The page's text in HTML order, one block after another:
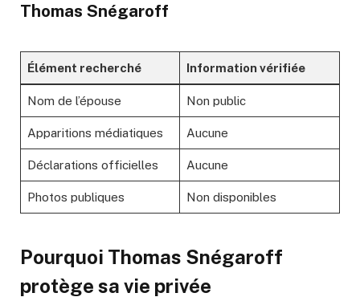
Thomas Snégaroff
Élément recherché Information vérifiée
Nom de l’épouse Non public
Apparitions médiatiques Aucune
Déclarations officielles Aucune
Photos publiques Non disponibles
Pourquoi Thomas Snégaroff
protège sa vie privée